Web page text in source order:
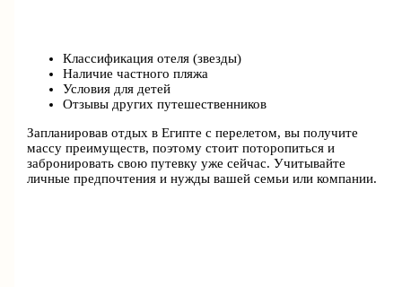
Классификация отеля (звезды)
Наличие частного пляжа
Условия для детей
Отзывы других путешественников
Запланировав отдых в Египте с перелетом, вы получите
массу преимуществ, поэтому стоит поторопиться и
забронировать свою путевку уже сейчас. Учитывайте
личные предпочтения и нужды вашей семьи или компании.